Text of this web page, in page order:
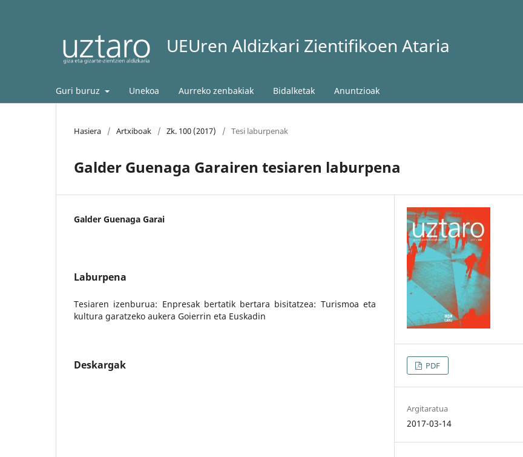
UEUren Aldizkari Zientifikoen Ataria
Guri buruz Unekoa Aurreko zenbakiak Bidalketak Anuntzioak
Hasiera / Artxiboak / Zk. 100 (2017) / Tesi laburpenak
Galder Guenaga Garairen tesiaren laburpena
Galder Guenaga Garai
Laburpena
Tesiaren izenburua: Enpresak bertatik bertara bisitatzea: Turismoa eta
kultura garatzeko aukera Goierrin eta Euskadin
Deskargak PDF
Argitaratua
2017-03-14